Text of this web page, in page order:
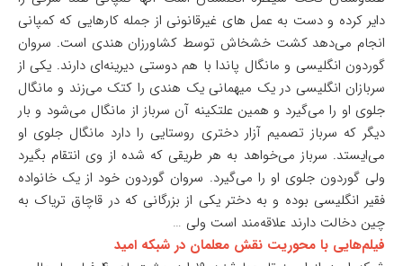
دایر کرده و دست به عمل های غیرقانونی از جمله کارهایی که کمپانی
انجام می‌دهد کشت خشخاش توسط کشاورزان هندی است. سروان
گوردون انگلیسی و مانگال پاندا با هم دوستی دیرینه‌ای دارند. یکی از
سربازان انگلیسی در یک میهمانی یک هندی را کتک می‌زند و مانگال
جلوی او را می‌گیرد و همین علتکینه آن سرباز از مانگال می‌شود و بار
دیگر که سرباز تصمیم آزار دختری روستایی را دارد مانگال جلوی او
می‌ایستد. سرباز می‌خواهد به هر طریقی که شده از وی انتقام بگیرد
ولی گوردون جلوی او را می‌گیرد. سروان گوردون خود از یک خانواده
فقیر انگلیسی بوده و به دختر یکی از بزرگانی که در قاچاق تریاک به
چین دخالت دارند علاقه‌مند است ولی …
فیلم‌هایی با محوریت نقش معلمان در شبکه امید